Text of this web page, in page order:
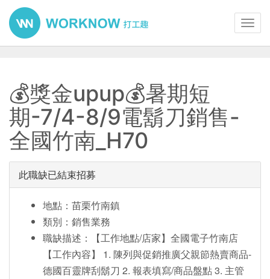
💰獎金upup💰暑期短
期-7/4-8/9電鬍刀銷售-
全國竹南_H70
此職缺已結束招募
地點：苗栗竹南鎮
類別：銷售業務
職缺描述：【工作地點/店家】全國電子竹南店
【工作內容】 1. 陳列與促銷推廣父親節熱賣商品-
德國百靈牌刮鬍刀 2. 報表填寫/商品盤點 3. 主管